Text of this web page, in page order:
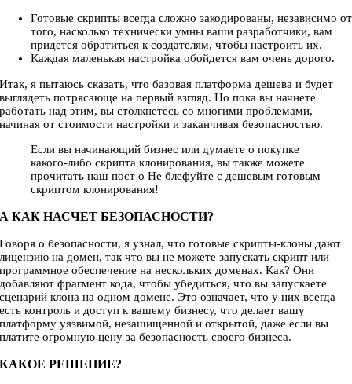
Готовые скрипты всегда сложно закодированы, независимо от
того, насколько технически умны ваши разработчики, вам
придется обратиться к создателям, чтобы настроить их.
Каждая маленькая настройка обойдется вам очень дорого.
Итак, я пытаюсь сказать, что базовая платформа дешева и будет
выглядеть потрясающе на первый взгляд. Но пока вы начнете
работать над этим, вы столкнетесь со многими проблемами,
начиная от стоимости настройки и заканчивая безопасностью.
Если вы начинающий бизнес или думаете о покупке
какого-либо скрипта клонирования, вы также можете
прочитать наш пост о Не блефуйте с дешевым готовым
скриптом клонирования!
А КАК НАСЧЕТ БЕЗОПАСНОСТИ?
Говоря о безопасности, я узнал, что готовые скрипты-клоны дают
лицензию на домен, так что вы не можете запускать скрипт или
программное обеспечение на нескольких доменах. Как? Они
добавляют фрагмент кода, чтобы убедиться, что вы запускаете
сценарий клона на одном домене. Это означает, что у них всегда
есть контроль и доступ к вашему бизнесу, что делает вашу
платформу уязвимой, незащищенной и открытой, даже если вы
платите огромную цену за безопасность своего бизнеса.
КАКОЕ РЕШЕНИЕ?